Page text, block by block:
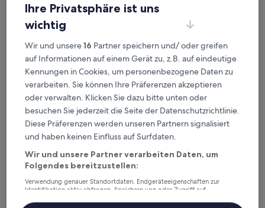
Nostalgia S Hotel(Tianjin Jinwan Plaza）
Nostalgia S Hotel(Tianjin Jinwan Plaza）
3.0-
Sterne-
Unterkunft
Stadtzentrum von Tianjin, 8,7 km von Jinzhongjie-Station
entfernt
9.6
10,
Außergewöhnlich,
(14
Bewertungen)
9,6/10 Außergewöhnlich (14 Bewertungen)
Der
beträgt
42 €
inkl. Steuern & Gebühren
6. Sept.–7. Sept.
Pan Pacific Tianjin
Ihre Privatsphäre ist uns
wichtig
Wir und unsere16 Partner speichern und/ oder greifen
auf Informationen auf einem Gerät zu, z.B. auf eindeutige
Kennungen in Cookies, um personenbezogene Daten zu
verarbeiten. Sie können Ihre Präferenzen akzeptieren
oder verwalten. Klicken Sie dazu bitte unten oder
besuchen Sie jederzeit die Seite der Datenschutzrichtlinie.
Diese Präferenzen werden unseren Partnern signalisiert
und haben keinen Einfluss auf Surfdaten.
Wir und unsere Partner verarbeiten Daten, um
Folgendes bereitzustellen:
Verwendung genauer Standortdaten. Endgeräteeigenschaften zur
Identifikation aktiv abfragen. Speichern von oder Zugriff auf
Inhalte, Messung von Werbeleistung und der Performance von Inhalten,